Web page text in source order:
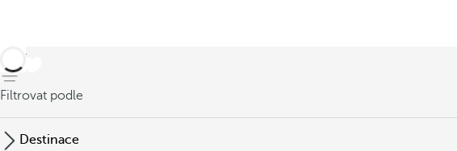
Zpět
Filtrovat podle
Destinace